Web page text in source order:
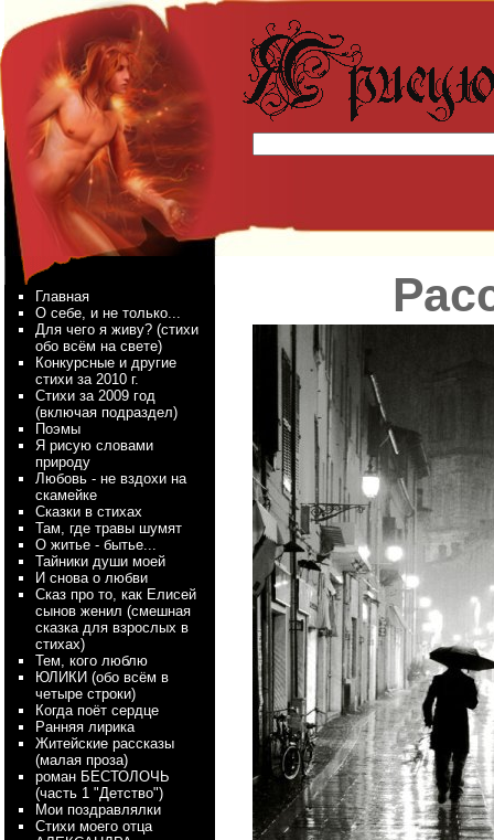
Главная
О себе, и не только...
Для чего я живу? (стихи
обо всём на свете)
Конкурсные и другие
стихи за 2010 г.
Стихи за 2009 год
(включая подраздел)
Поэмы
Я рисую словами
природу
Любовь - не вздохи на
скамейке
Сказки в стихах
Там, где травы шумят
О житье - бытье...
Тайники души моей
И снова о любви
Сказ про то, как Елисей
сынов женил (смешная
сказка для взрослых в
стихах)
Тем, кого люблю
ЮЛИКИ (обо всём в
четыре строки)
Когда поёт сердце
Ранняя лирика
Житейские рассказы
(малая проза)
роман БЕСТОЛОЧЬ
(часть 1 "Детство")
Мои поздравлялки
Стихи моего отца